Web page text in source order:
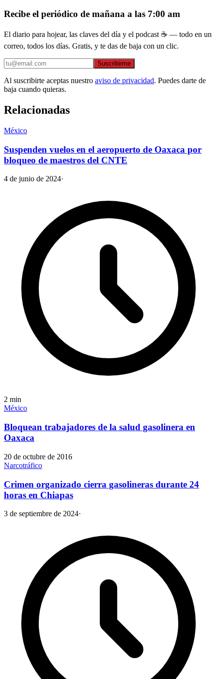
Recibe el periódico de mañana a las 7:00 am
El diario para hojear, las claves del día y el podcast ☕ — todo en un
correo, todos los días. Gratis, y te das de baja con un clic.
Suscribirme
Al suscribirte aceptas nuestro aviso de privacidad. Puedes darte de
baja cuando quieras.
Relacionadas
México
Suspenden vuelos en el aeropuerto de Oaxaca por
bloqueo de maestros del CNTE
4 de junio de 2024·
2 min
México
Bloquean trabajadores de la salud gasolinera en
Oaxaca
20 de octubre de 2016
Narcotráfico
Crimen organizado cierra gasolineras durante 24
horas en Chiapas
3 de septiembre de 2024·